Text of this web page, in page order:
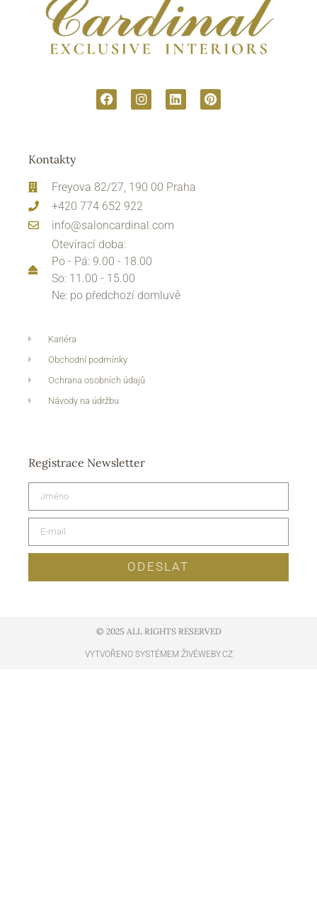
Kontakty
Freyova 82/27, 190 00 Praha
+420 774 652 922
info@saloncardinal.com
Otevírací doba:
Po - Pá: 9.00 - 18.00
So: 11.00 - 15.00
Ne: po předchozí domluvě
Kariéra
Obchodní podmínky
Ochrana osobních údajů
Návody na údržbu
Registrace Newsletter
ODESLAT
© 2025 ALL RIGHTS RESERVED​
VYTVOŘENO SYSTÉMEM ŽIVÉWEBY.CZ